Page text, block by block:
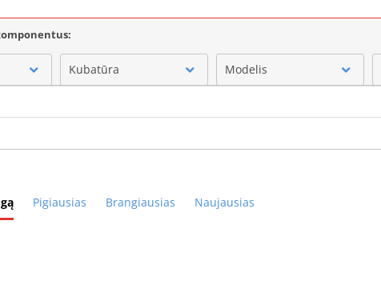
Kubatūra Modelis
Pigiausias Brangiausias Naujausias